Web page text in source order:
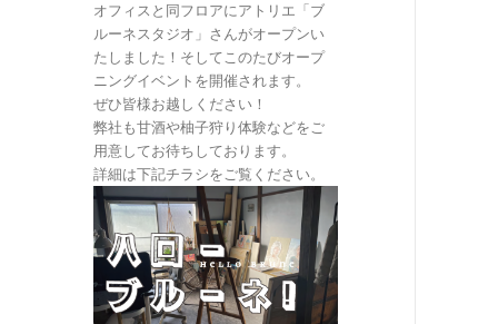
オフィスと同フロアにアトリエ「ブ
ルーネスタジオ」さんがオープンい
たしました！そしてこのたびオープ
ニングイベントを開催されます。
ぜひ皆様お越しください！
弊社も甘酒や柚子狩り体験などをご
用意してお待ちしております。
詳細は下記チラシをご覧ください。